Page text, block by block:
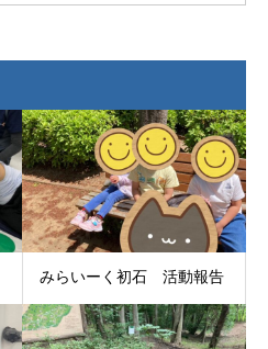
みらいーく初石 活動報告